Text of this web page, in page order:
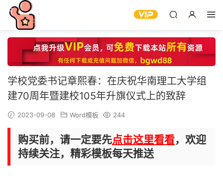
学校党委书记章熙春：在庆祝华南理工大学组
建70周年暨建校105年升旗仪式上的致辞
2023-09-08 Word模板 244
购买前，请一定要先点击这里看看，欢迎
持续关注，精彩模板每天推送